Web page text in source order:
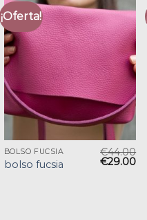
¡Oferta!
BOLSO FUCSIA
bolso fucsia
€44.00
€29.00